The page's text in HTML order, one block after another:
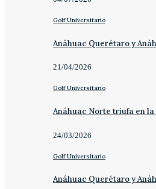
Golf Universitario
Anáhuac Querétaro y
21/04/2026
Golf Universitario
Anáhuac Norte triufa en
24/03/2026
Golf Universitario
Anáhuac Querétaro y